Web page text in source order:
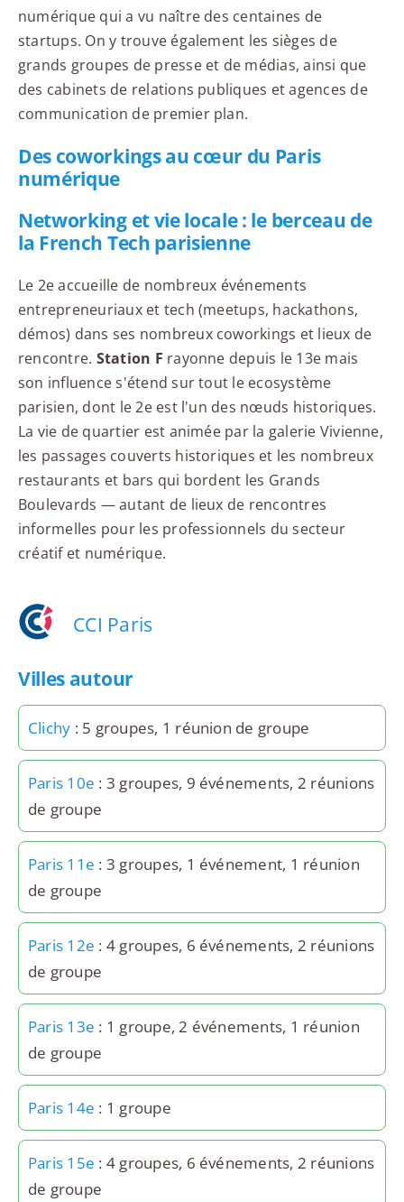
numérique qui a vu naître des centaines de
startups. On y trouve également les sièges de
grands groupes de presse et de médias, ainsi que
des cabinets de relations publiques et agences de
communication de premier plan.
Des coworkings au cœur du Paris
numérique
Networking et vie locale : le berceau de
la French Tech parisienne
Le 2e accueille de nombreux événements
entrepreneuriaux et tech (meetups, hackathons,
démos) dans ses nombreux coworkings et lieux de
rencontre. Station F rayonne depuis le 13e mais
son influence s'étend sur tout le ecosystème
parisien, dont le 2e est l'un des nœuds historiques.
La vie de quartier est animée par la galerie Vivienne,
les passages couverts historiques et les nombreux
restaurants et bars qui bordent les Grands
Boulevards — autant de lieux de rencontres
informelles pour les professionnels du secteur
créatif et numérique.
CCI Paris
Villes autour
Clichy : 5 groupes, 1 réunion de groupe
Paris 10e : 3 groupes, 9 événements, 2 réunions
de groupe
Paris 11e : 3 groupes, 1 événement, 1 réunion
de groupe
Paris 12e : 4 groupes, 6 événements, 2 réunions
de groupe
Paris 13e : 1 groupe, 2 événements, 1 réunion
de groupe
Paris 14e : 1 groupe
Paris 15e : 4 groupes, 6 événements, 2 réunions
de groupe